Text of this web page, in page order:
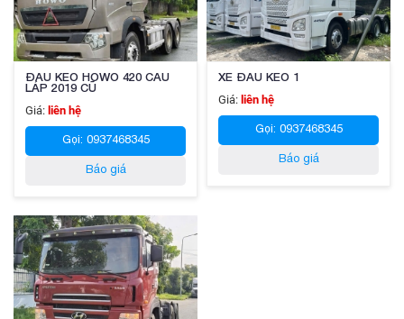
ĐẦU KÉO HOWO 420 CẦU
LÁP 2019 CŨ
Giá: liên hệ
Gọi: 0937468345
Báo giá
XE ĐẦU KÉO 1
Giá: liên hệ
Gọi: 0937468345
Báo giá